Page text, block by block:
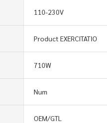
110-230V
Product EXERCITATIO
710W
Num
OEM/GTL